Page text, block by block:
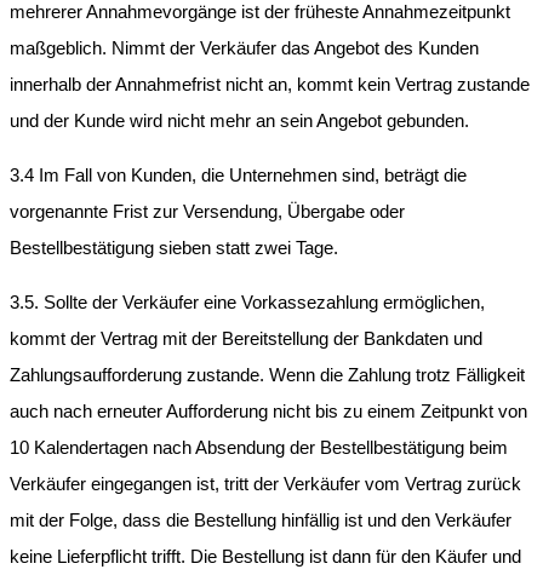
mehrerer Annahmevorgänge ist der früheste Annahmezeitpunkt
maßgeblich. Nimmt der Verkäufer das Angebot des Kunden
innerhalb der Annahmefrist nicht an, kommt kein Vertrag zustande
und der Kunde wird nicht mehr an sein Angebot gebunden.
3.4 Im Fall von Kunden, die Unternehmen sind, beträgt die
vorgenannte Frist zur Versendung, Übergabe oder
Bestellbestätigung sieben statt zwei Tage.
3.5. Sollte der Verkäufer eine Vorkassezahlung ermöglichen,
kommt der Vertrag mit der Bereitstellung der Bankdaten und
Zahlungsaufforderung zustande. Wenn die Zahlung trotz Fälligkeit
auch nach erneuter Aufforderung nicht bis zu einem Zeitpunkt von
10 Kalendertagen nach Absendung der Bestellbestätigung beim
Verkäufer eingegangen ist, tritt der Verkäufer vom Vertrag zurück
mit der Folge, dass die Bestellung hinfällig ist und den Verkäufer
keine Lieferpflicht trifft. Die Bestellung ist dann für den Käufer und